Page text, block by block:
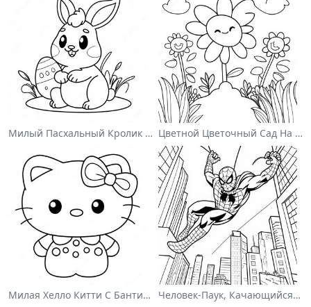
Милый Пасхальный Кролик На Раскраске Цветной Цветочный Сад На Раскраске
Милая Хелло Китти С Бантиком - Раскраска Человек-Паук, Качающийся По Городу - Раскраска